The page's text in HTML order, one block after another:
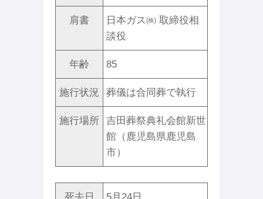
肩書
日本ガス㈱ 取締役相
談役
年齢 85
施行状況 葬儀は合同葬で執行
施行場所
吉田葬祭典礼会館新世
館（鹿児島県鹿児島
市）